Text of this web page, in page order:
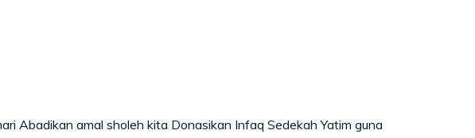
Abadikan amal sholeh kita Donasikan Infaq Sedekah Yatim guna